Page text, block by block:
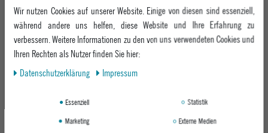
Gutscheine
Click & Collect
Samstag: 10:00 - 17:00
Whatsapp
Kontaktformular
Jobs
We Care - Wiederverwendete Verpackungen
Verleih
EPOXY STORES
Deggendorf
KEEP UP WITH US
Facebook
Wir nutzen Cookies auf unserer Website. Einige von diesen sind essenziell,
während andere uns helfen, diese Website und Ihre Erfahrung zu
verbessern. Weitere Informationen zu den von uns verwendeten Cookies und
Ihren Rechten als Nutzer finden Sie hier:
Daten­schutz­erklärung
Impressum
Essenziell
Statistik
Marketing
Externe Medien